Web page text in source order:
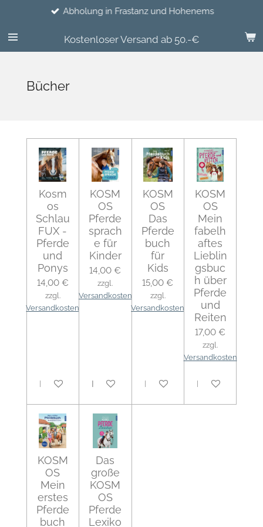
springen
Kostenloser Versand ab 50.-€
Abholung in Frastanz und Hohenems
Bücher
Kosm
os
Schlau
FUX -
Pferde
und
Ponys
14,00 €
zzgl.
Versandkosten
In den Warenkorb
KOSM
OS
Pferde
sprach
e für
Kinder
14,00 €
zzgl.
Versandkosten
In den Warenkorb
KOSM
OS
Das
Pferde
buch
für
Kids
15,00 €
zzgl.
Versandkosten
In den Warenkorb
KOSM
OS
Mein
fabelh
aftes
Lieblin
gsbuc
h über
Pferde
und
Reiten
17,00 €
zzgl.
Versandkosten
In den
KOSM
OS
Mein
erstes
Pferde
buch
Das
große
KOSM
OS
Pferde
Lexiko